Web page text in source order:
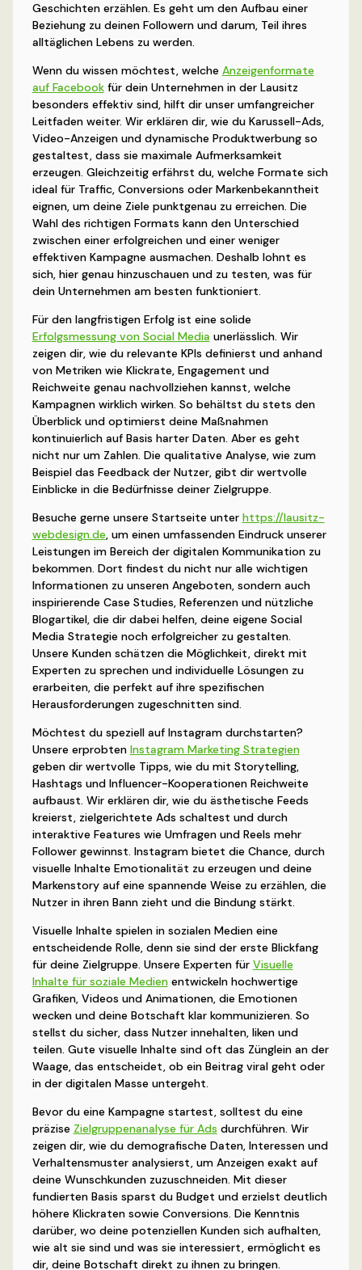
Geschichten erzählen. Es geht um den Aufbau einer
Beziehung zu deinen Followern und darum, Teil ihres
alltäglichen Lebens zu werden.
Wenn du wissen möchtest, welche Anzeigenformate
auf Facebookfür dein Unternehmen in der Lausitz
besonders effektiv sind, hilft dir unser umfangreicher
Leitfaden weiter. Wir erklären dir, wie du Karussell-Ads,
Video-Anzeigen und dynamische Produktwerbung so
gestaltest, dass sie maximale Aufmerksamkeit
erzeugen. Gleichzeitig erfährst du, welche Formate sich
ideal für Traffic, Conversions oder Markenbekanntheit
eignen, um deine Ziele punktgenau zu erreichen. Die
Wahl des richtigen Formats kann den Unterschied
zwischen einer erfolgreichen und einer weniger
effektiven Kampagne ausmachen. Deshalb lohnt es
sich, hier genau hinzuschauen und zu testen, was für
dein Unternehmen am besten funktioniert.
Für den langfristigen Erfolg ist eine solide
Erfolgsmessung von Social Media unerlässlich. Wir
zeigen dir, wie du relevante KPIs definierst und anhand
von Metriken wie Klickrate, Engagement und
Reichweite genau nachvollziehen kannst, welche
Kampagnen wirklich wirken. So behältst du stets den
Überblick und optimierst deine Maßnahmen
kontinuierlich auf Basis harter Daten. Aber es geht
nicht nur um Zahlen. Die qualitative Analyse, wie zum
Beispiel das Feedback der Nutzer, gibt dir wertvolle
Einblicke in die Bedürfnisse deiner Zielgruppe.
Besuche gerne unsere Startseite unter https://lausitz-
webdesign.de, um einen umfassenden Eindruck unserer
Leistungen im Bereich der digitalen Kommunikation zu
bekommen. Dort findest du nicht nur alle wichtigen
Informationen zu unseren Angeboten, sondern auch
inspirierende Case Studies, Referenzen und nützliche
Blogartikel, die dir dabei helfen, deine eigene Social
Media Strategie noch erfolgreicher zu gestalten.
Unsere Kunden schätzen die Möglichkeit, direkt mit
Experten zu sprechen und individuelle Lösungen zu
erarbeiten, die perfekt auf ihre spezifischen
Herausforderungen zugeschnitten sind.
Möchtest du speziell auf Instagram durchstarten?
Unsere erprobten Instagram Marketing Strategien
geben dir wertvolle Tipps, wie du mit Storytelling,
Hashtags und Influencer-Kooperationen Reichweite
aufbaust. Wir erklären dir, wie du ästhetische Feeds
kreierst, zielgerichtete Ads schaltest und durch
interaktive Features wie Umfragen und Reels mehr
Follower gewinnst. Instagram bietet die Chance, durch
visuelle Inhalte Emotionalität zu erzeugen und deine
Markenstory auf eine spannende Weise zu erzählen, die
Nutzer in ihren Bann zieht und die Bindung stärkt.
Visuelle Inhalte spielen in sozialen Medien eine
entscheidende Rolle, denn sie sind der erste Blickfang
für deine Zielgruppe. Unsere Experten für Visuelle
Inhalte für soziale Medienentwickeln hochwertige
Grafiken, Videos und Animationen, die Emotionen
wecken und deine Botschaft klar kommunizieren. So
stellst du sicher, dass Nutzer innehalten, liken und
teilen. Gute visuelle Inhalte sind oft das Zünglein an der
Waage, das entscheidet, ob ein Beitrag viral geht oder
in der digitalen Masse untergeht.
Bevor du eine Kampagne startest, solltest du eine
präzise Zielgruppenanalyse für Ads durchführen. Wir
zeigen dir, wie du demografische Daten, Interessen und
Verhaltensmuster analysierst, um Anzeigen exakt auf
deine Wunschkunden zuzuschneiden. Mit dieser
fundierten Basis sparst du Budget und erzielst deutlich
höhere Klickraten sowie Conversions. Die Kenntnis
darüber, wo deine potenziellen Kunden sich aufhalten,
wie alt sie sind und was sie interessiert, ermöglicht es
dir, deine Botschaft direkt zu ihnen zu bringen.